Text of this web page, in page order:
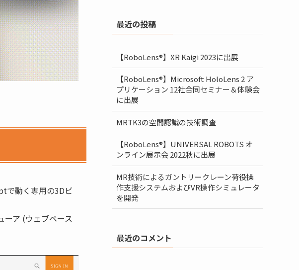
で動く専用の3Dビ
ア (ウェブベース
最近の投稿
【RoboLens®】XR Kaigi 2023に出展
【RoboLens®】Microsoft HoloLens 2 ア
プリケーション 12社合同セミナー＆体験会
に出展
MRTK3の空間認識の技術調査
【RoboLens®】UNIVERSAL ROBOTS オ
ンライン展示会 2022秋に出展
MR技術によるガントリークレーン荷役操
作支援システムおよびVR操作シミュレータ
を開発
最近のコメント